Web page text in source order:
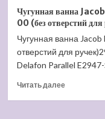
Акриловая
ванна
BESCO
INTEGRA
170×75
L
цена)
Чугунная ванна
00 (без отверстий
Чугунная ванна
отверстий для
Delafon Parallel
Читать далееПрочитать